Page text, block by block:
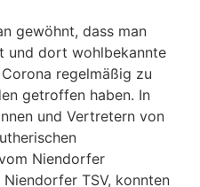
gewöhnt, dass man
und dort wohlbekannte
regelmäßig zu
getroffen haben. In
und Vertretern von
Niendorfer
TSV, konnten